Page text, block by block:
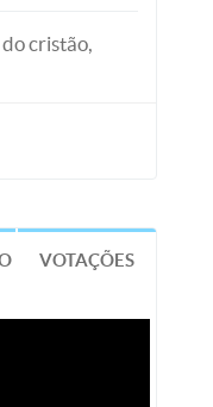
cristão,
VOTAÇÕES